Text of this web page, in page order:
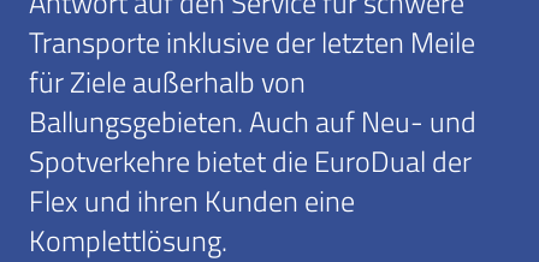
Transporte inklusive der letzten Meile
für Ziele außerhalb von
Ballungsgebieten. Auch auf Neu- und
Spotverkehre bietet die EuroDual der
Flex und ihren Kunden eine
Komplettlösung.